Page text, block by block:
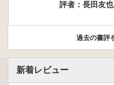
評者：長田友也
過去の書評
新着レビュー